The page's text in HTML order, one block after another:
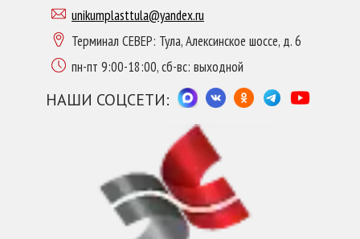
unikumplasttula@yandex.ru
Терминал СЕВЕР: Тула, Алексинское шоссе, д. 6
пн-пт 9:00-18:00, сб-вс: выходной
НАШИ СОЦСЕТИ: